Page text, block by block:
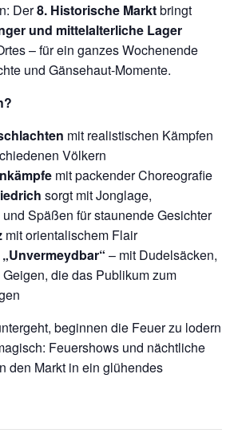
Der8. Historische Marktbringt
und mittelalterliche Lager
– für ein ganzes Wochenende
und Gänsehaut-Momente.
mit realistischen Kämpfen
Völkern
mit packender Choreografie
sorgt mit Jonglage,
Späßen für staunende Gesichter
mit orientalischem Flair
– mit Dudelsäcken,
die das Publikum zum
beginnen die Feuer zu lodern
Feuershows und nächtliche
den Markt in ein glühendes